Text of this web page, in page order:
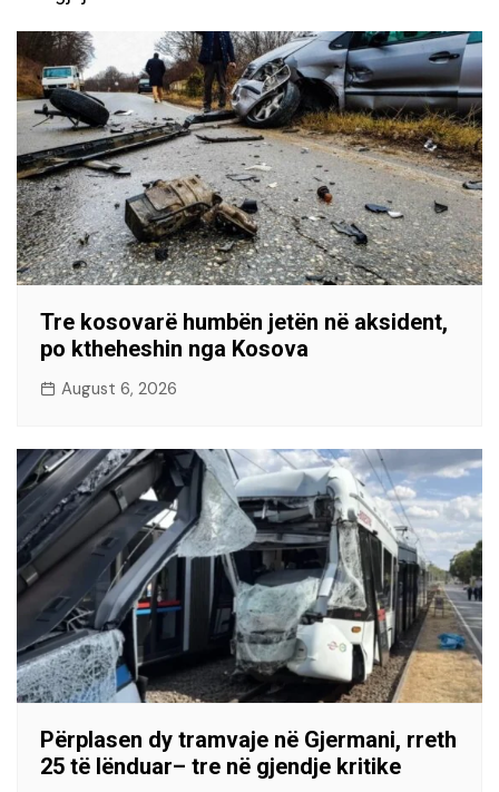
Tre kosovarë humbën jetën në aksident,
po ktheheshin nga Kosova
August 6, 2026
Përplasen dy tramvaje në Gjermani, rreth
25 të lënduar– tre në gjendje kritike